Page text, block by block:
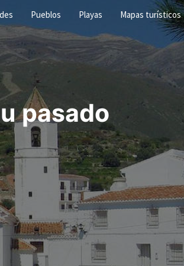
Pueblos Playas Mapas turísticos
pasado